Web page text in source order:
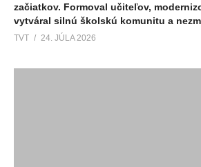
začiatkov. Formoval učiteľov,
vytváral silnú školskú komunitu a
TVT 24. JÚLA 2026